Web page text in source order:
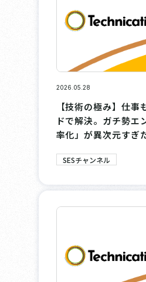
2026.05.28
【技術の極み】仕事
ドで解決。ガチ勢エ
率化」が異次元すぎ
SESチャンネル